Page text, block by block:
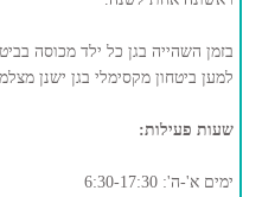
בזמן השהייה בגן כל ילד מכוסה
למען ביטחון מקסימלי בגן ישנן
שעות פעילות:
ימים א'-ה': 6:30-17:30